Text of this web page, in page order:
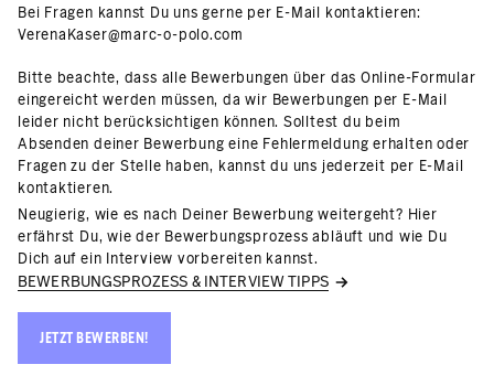
Bei Fragen kannst Du uns gerne per E-Mail kontaktieren:
VerenaKaser@marc-o-polo.com
Bitte beachte, dass alle Bewerbungen über das Online-Formular
eingereicht werden müssen, da wir Bewerbungen per E-Mail
leider nicht berücksichtigen können. Solltest du beim
Absenden deiner Bewerbung eine Fehlermeldung erhalten oder
Fragen zu der Stelle haben, kannst du uns jederzeit per E-Mail
kontaktieren.
Neugierig, wie es nach Deiner Bewerbung weitergeht? Hier
erfährst Du, wie der Bewerbungsprozess abläuft und wie Du
Dich auf ein Interview vorbereiten kannst.
BEWERBUNGSPROZESS & INTERVIEW TIPPS
JETZT BEWERBEN!